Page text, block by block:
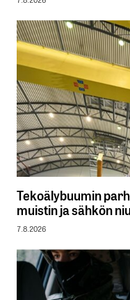
Tekoälybuumin
muistin ja sähkön
7.8.2026